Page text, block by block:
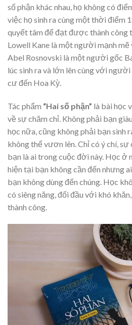
số phận khác nhau, họ không có
việc họ sinh ra cùng một thời điểm
quyết tâm để đạt được thành công
Lowell Kane là một người mạnh
Abel Rosnovski là một người gốc
lúc sinh ra và lớn lên cùng với
cư đến Hoa Kỳ.
Tác phẩm “Hai số phận” là bài học
về sự chăm chỉ. Không phải bạn
học nữa, cũng không phải bạn sinh
không thể vươn lên. Chỉ có ý chí,
bạn là ai trong cuộc đời này. Học ở
hiện tại bạn không cần đến nhưng
bạn không dùng đến chúng. Học
có siêng năng, đối đầu với khó
thành công.